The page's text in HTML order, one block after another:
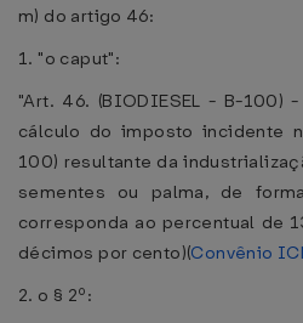
m) do artigo 46:
1. "o caput":
"Art. 46. (BIODIESEL - B-100)
cálculo do imposto incidente
100) resultante da
sementes ou palma, de
corresponda ao percentual de
décimos por cento)(Convênio
2. o § 2º: